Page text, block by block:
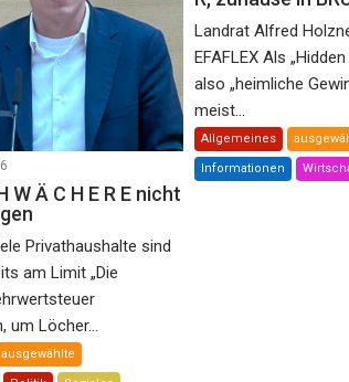
W Ä C H E R E nicht
Privathaushalte sind
am Limit „Die
um Löcher...
ausgewählte
Landrat Alfred
EFAFLEX Als
also „heimliche
meist...
Allgemeines
Informationen